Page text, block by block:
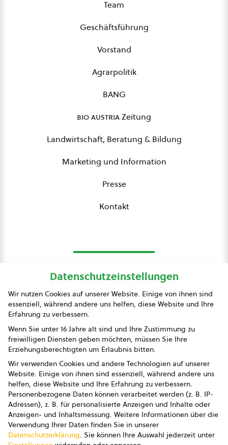
Team
Geschäftsführung
Vorstand
Agrarpolitik
BANG
bio austriaZeitung
Landwirtschaft, Beratung & Bildung
Marketing und Information
Presse
Kontakt
Presse
Impressum
Datenschutz
AGB
AGB Marketing GmbH
AGB Bildung
Newsletter
Datenschutzeinstellungen
Wir nutzen Cookies auf unserer Website. Einige von ihnen sind
essenziell, während andere uns helfen, diese Website und Ihre
Erfahrung zu verbessern.
Wenn Sie unter 16 Jahre alt sind und Ihre Zustimmung zu
freiwilligen Diensten geben möchten, müssen Sie Ihre
Erziehungsberechtigten um Erlaubnis bitten.
Wir verwenden Cookies und andere Technologien auf unserer
Website. Einige von ihnen sind essenziell, während andere uns
helfen, diese Website und Ihre Erfahrung zu verbessern.
Personenbezogene Daten können verarbeitet werden (z. B. IP-
Adressen), z. B. für personalisierte Anzeigen und Inhalte oder
Anzeigen- und Inhaltsmessung. Weitere Informationen über die
Verwendung Ihrer Daten finden Sie in unserer
Datenschutzerklärung. Sie können Ihre Auswahl jederzeit unter